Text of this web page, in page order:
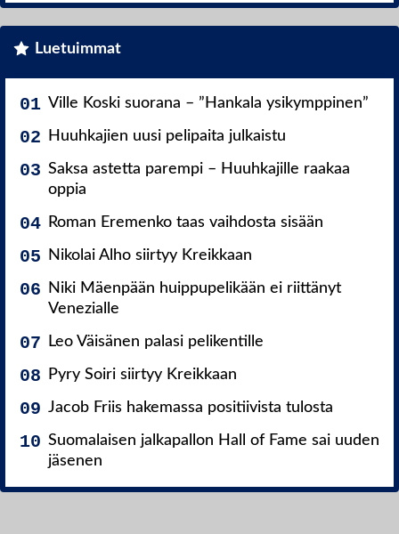
Luetuimmat
Ville Koski suorana – ”Hankala ysikymppinen”
Huuhkajien uusi pelipaita julkaistu
Saksa astetta parempi – Huuhkajille raakaa
oppia
Roman Eremenko taas vaihdosta sisään
Nikolai Alho siirtyy Kreikkaan
Niki Mäenpään huippupelikään ei riittänyt
Venezialle
Leo Väisänen palasi pelikentille
Pyry Soiri siirtyy Kreikkaan
Jacob Friis hakemassa positiivista tulosta
Suomalaisen jalkapallon Hall of Fame sai uuden
jäsenen